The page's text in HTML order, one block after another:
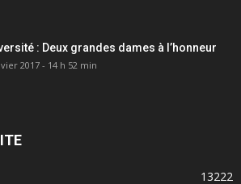
: Deux grandes dames à l’honneur
2017 - 14 h 52 min
13222